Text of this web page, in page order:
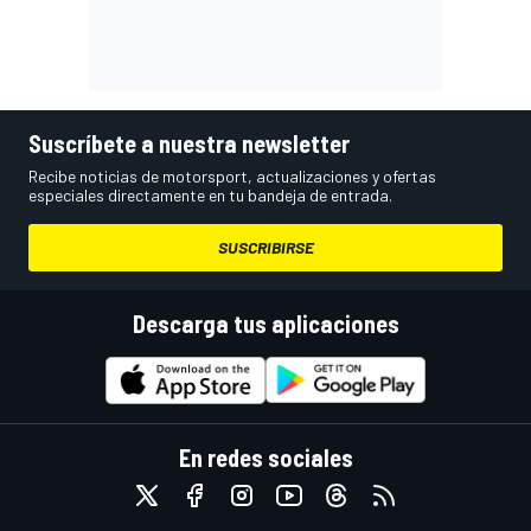
Suscríbete a nuestra newsletter
Recibe noticias de motorsport, actualizaciones y ofertas
especiales directamente en tu bandeja de entrada.
SUSCRIBIRSE
Descarga tus aplicaciones
En redes sociales